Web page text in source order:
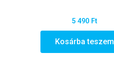
5 490 Ft
Kosárba teszem